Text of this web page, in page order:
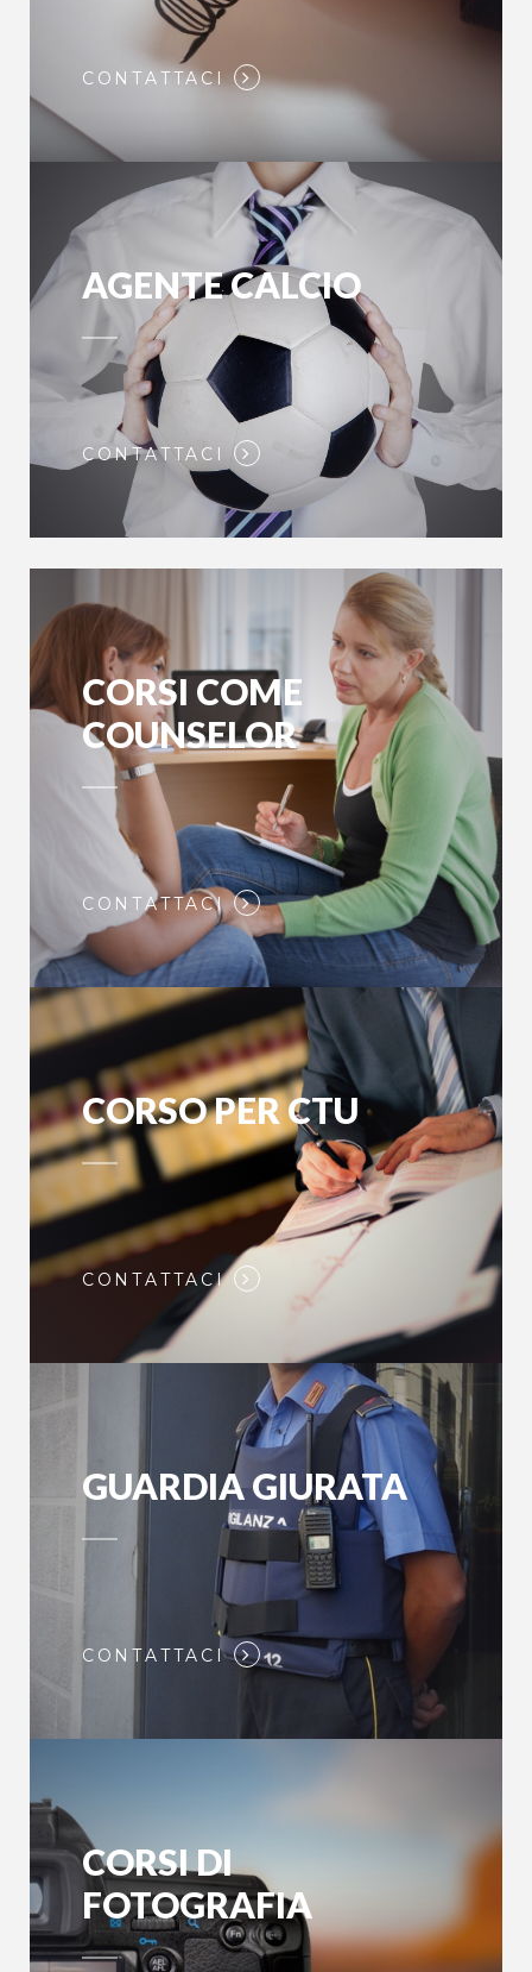
CONTATTACI
AGENTE CALCIO
CONTATTACI
CORSI COME
COUNSELOR
CONTATTACI
CORSO PER CTU
CONTATTACI
GUARDIA GIURATA
CONTATTACI
CORSI DI
FOTOGRAFIA